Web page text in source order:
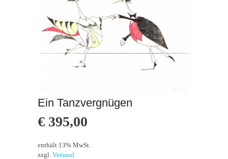
Ein Tanzvergnügen
€ 395,00
enthält 13% MwSt.
zzgl. Versand